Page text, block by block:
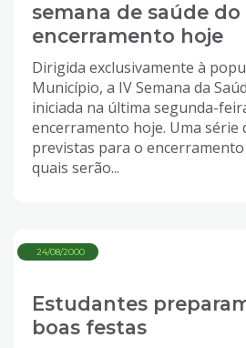
semana de saúde
encerramento hoje
Dirigida exclusivamente à
Município, a IV Semana da
iniciada na última segunda-
encerramento hoje. Uma série
previstas para o
quais serão...
24/08/2000
Estudantes
boas festas